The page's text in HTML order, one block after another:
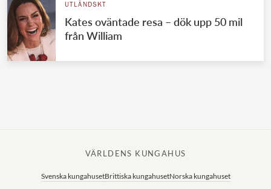
UTLÄNDSKT
Kates oväntade resa – dök upp 50 mil
från William
VÄRLDENS KUNGAHUS
Svenska kungahusetBrittiska kungahusetNorska kungahuset